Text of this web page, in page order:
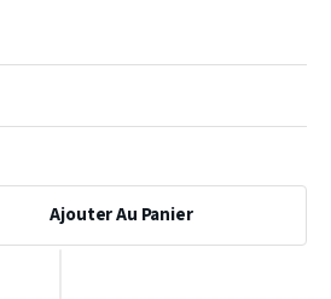
Ajouter Au Panier